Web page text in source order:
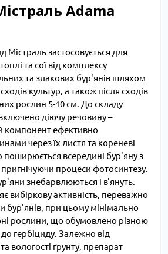
Adama
Містраль застосовується для
та сої від комплексу
та злакових бур'янів шляхом
культур, а також після сходів
рослин 5-10 см. До складу
діючу речовину –
компонент ефективно
через їх листя та кореневі
поширюється всередині бур'яну з
процеси фотосинтезу.
знебарвлюються і в'януть.
вибіркову активність, переважно
бур'янів, при цьому мінімально
рослини, що обумовлено різною
гербіциду. Залежно від
вологості ґрунту, препарат